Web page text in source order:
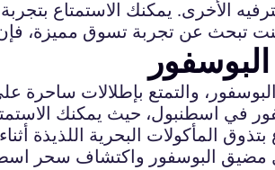
والتمتع بإطلالات ساحرة
في اسطنبول، حيث يمكنك
المأكولات البحرية اللذيذة
مضيق البوسفور واكتشاف سحر